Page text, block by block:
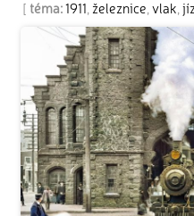
[ téma:1911 železnice vlak